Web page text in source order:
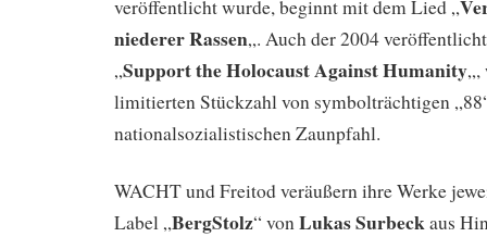
veröffentlicht wurde, beginnt mit dem Lied „
niederer Rassen„. Auch der 2004
„Support the Holocaust Against Humanity
limitierten Stückzahl von symbolträchtigen
nationalsozialistischen Zaunpfahl.
WACHT und Freitod veräußern ihre Werke
Label „BergStolz“ vonLukas Surbeckaus